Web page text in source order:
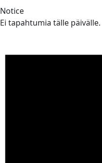
Notice
Ei tapahtumia tälle päivälle.